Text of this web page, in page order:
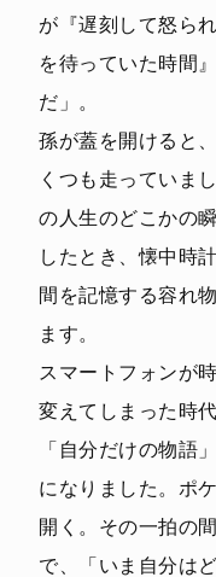
が『遅刻して怒ら
を待っていた時間
だ」。
孫が蓋を開けると
くつも走っていま
の人生のどこかの
したとき、懐中時
間を記憶する容れ
ます。
スマートフォンが
変えてしまった時
「自分だけの物語
になりました。ポ
開く。その一拍の
で、「いま自分は